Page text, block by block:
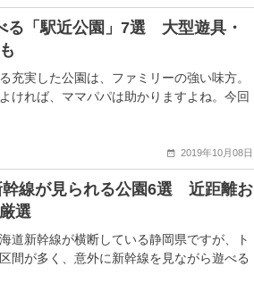
る「駅近公園」7選 大型遊具・
充実した公園は、ファミリーの強い味方。
ければ、ママパパは助かりますよね。今回
2019年10月08日
幹線が見られる公園6選 近距離お
選
道新幹線が横断している静岡県ですが、ト
間が多く、意外に新幹線を見ながら遊べる